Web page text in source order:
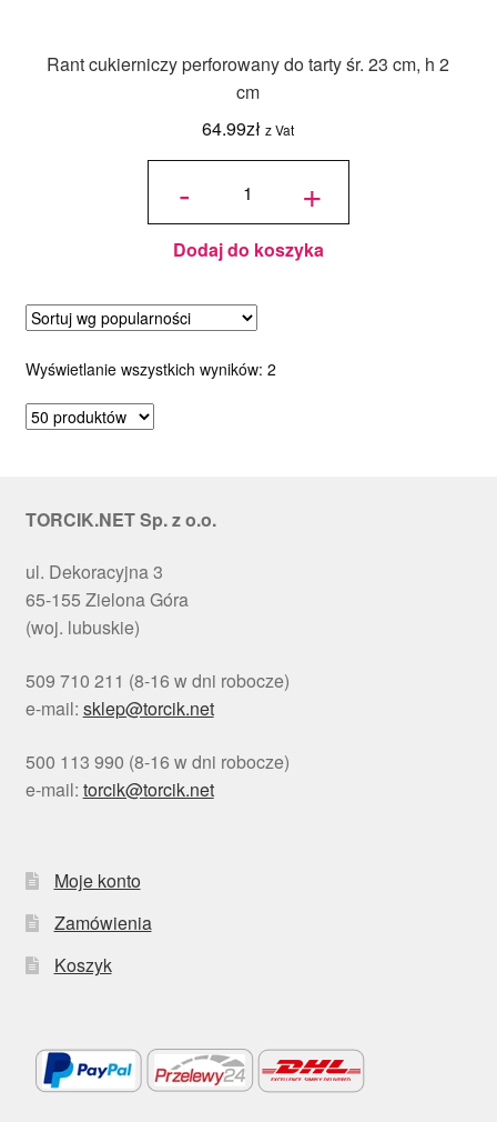
Rant cukierniczy perforowany do tarty śr. 23 cm, h 2
cm
64.99zł z Vat
-
ilość Rant
do tarty śr.
23 cm, h 2
cm +
Dodaj do koszyka
Wyświetlanie wszystkich wyników: 2Posortowane
TORCIK.NET Sp. z o.o.
ul. Dekoracyjna 3
65-155 Zielona Góra
(woj. lubuskie)
509 710 211 (8-16 w dni robocze)
e-mail: sklep@torcik.net
500 113 990 (8-16 w dni robocze)
e-mail: torcik@torcik.net
Moje konto
Zamówienia
Koszyk